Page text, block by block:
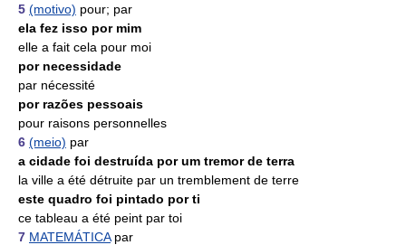
5 (motivo) pour; par
ela fez isso por mim
elle a fait cela pour moi
por necessidade
par nécessité
por razões pessoais
pour raisons personnelles
6 (meio) par
a cidade foi destruída por um tremor de terra
la ville a été détruite par un tremblement de terre
este quadro foi pintado por ti
ce tableau a été peint par toi
7 MATEMÁTICApar